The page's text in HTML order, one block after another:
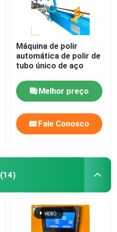
Máquina de polir
automática de polir de
tubo único de aço
Melhor preço
Fale Conosco
(14)